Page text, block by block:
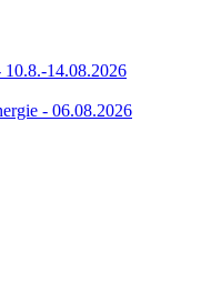
10.8.-14.08.2026
- 06.08.2026